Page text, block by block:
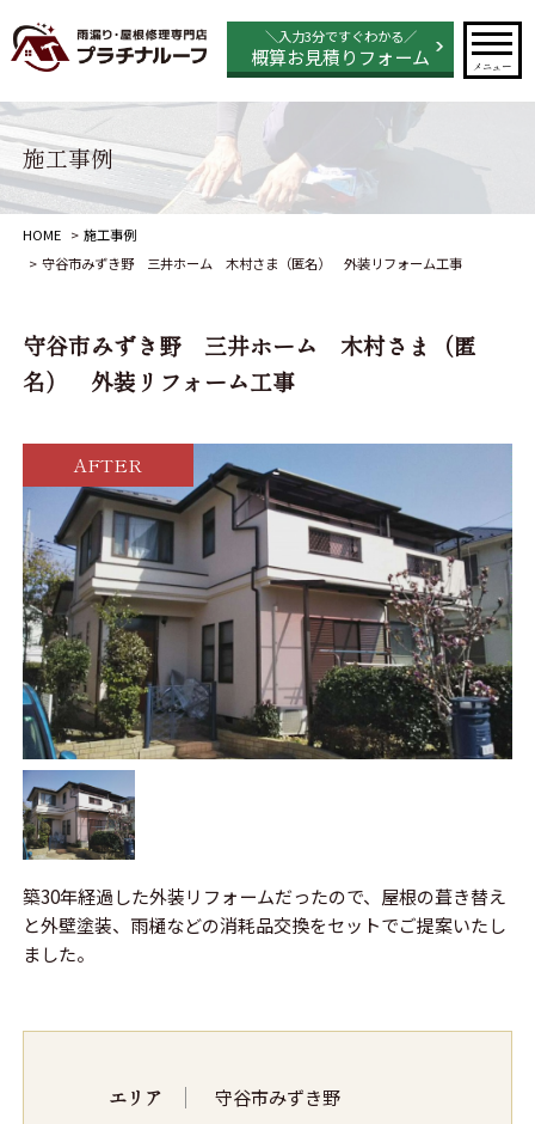
＼入力3分ですぐわかる／
概算お見積りフォーム メニュー
施工事例
HOME
施工事例
守谷市みずき野 三井ホーム 木村さま（匿名） 外装リフォーム工事
守谷市みずき野 三井ホーム 木村さま（匿
名） 外装リフォーム工事
築30年経過した外装リフォームだったので、屋根の葺き替え
と外壁塗装、雨樋などの消耗品交換をセットでご提案いたし
ました。
エリア 守谷市みずき野